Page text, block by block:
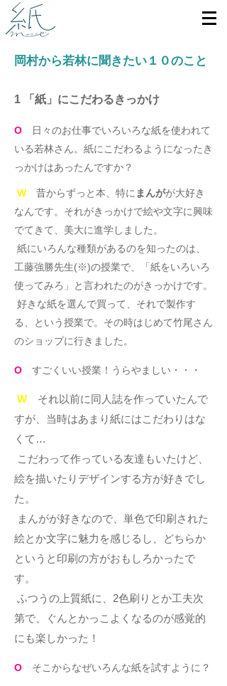
1 「紙」にこだわるきっかけ
W 昔からずっと本、特に まんがが大好き
なんです。それがきっかけで絵や文字に興味
でてきて、美大に進学しました。
紙にいろんな種類があるのを知ったのは、
工藤強勝先生(※)の授業で、「紙をいろいろ
使ってみろ」と言われたのがきっかけです。
好きな紙を選んで買って、それで製作す
る、という授業で。その時はじめて竹尾さん
のショップに行きました。
O 日々のお仕事でいろいろな紙を使われて
いる若林さん。紙にこだわるようになったき
っかけはあったんですか？
​岡村から若林に聞きたい１０のこと
O すごくいい授業！うらやましい・・・
W それ以前に同人誌を作っていたんで
すが、当時はあまり紙にはこだわりはな
くて…
こだわって作っている友達もいたけど、
絵を描いたりデザインする方が好きでし
た。
まんがが好きなので、単色で印刷された
絵とか文字に魅力を感じるし、どちらか
というと印刷の方がおもしろかったで
す。
ふつうの上質紙に、2色刷りとか工夫次
第で、ぐんとかっこよくなるのが感覚的
にも楽しかった！
O そこからなぜいろんな紙を試すように？